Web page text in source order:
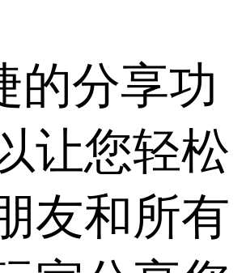
的分享功
让您轻松
友和所有